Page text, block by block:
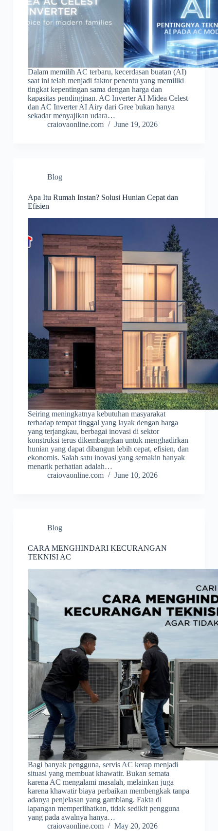
Dalam memilih AC terbaru, kecerdasan buatan (AI)
saat ini telah menjadi faktor penentu yang memiliki
tingkat kepentingan sama dengan harga dan
kapasitas pendinginan. AC Inverter AI Midea Celest
dan AC Inverter AI Airy dari Gree bukan hanya
sekadar menyajikan udara…
craiovaonline.com
June 19, 2026
Blog
Apa Itu Rumah Instan? Solusi Hunian Cepat dan
Efisien
Seiring meningkatnya kebutuhan masyarakat
terhadap tempat tinggal yang layak dengan harga
yang terjangkau, berbagai inovasi di sektor
konstruksi terus dikembangkan untuk menghadirkan
hunian yang dapat dibangun lebih cepat, efisien, dan
ekonomis. Salah satu inovasi yang semakin banyak
menarik perhatian adalah…
craiovaonline.com
June 10, 2026
Blog
CARA MENGHINDARI KECURANGAN
TEKNISI AC
Bagi banyak pengguna, servis AC kerap menjadi
situasi yang membuat khawatir. Bukan semata
karena AC mengalami masalah, melainkan juga
karena khawatir biaya perbaikan membengkak tanpa
adanya penjelasan yang gamblang. Fakta di
lapangan memperlihatkan, tidak sedikit pengguna
yang pada awalnya hanya…
craiovaonline.com
May 20, 2026